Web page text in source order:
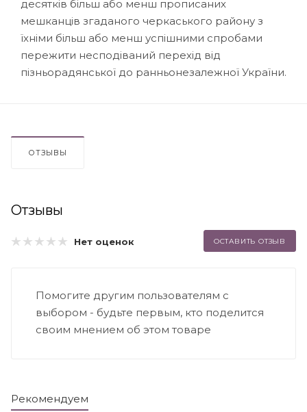
десятків більш або менш прописаних
мешканців згаданого черкаського району з
їхніми більш або менш успішними спробами
пережити несподіваний перехід від
пізньорадянської до ранньонезалежної України.
ОТЗЫВЫ
Отзывы
Нет оценок ОСТАВИТЬ ОТЗЫВ
Помогите другим пользователям с
выбором - будьте первым, кто поделится
своим мнением об этом товаре
Рекомендуем